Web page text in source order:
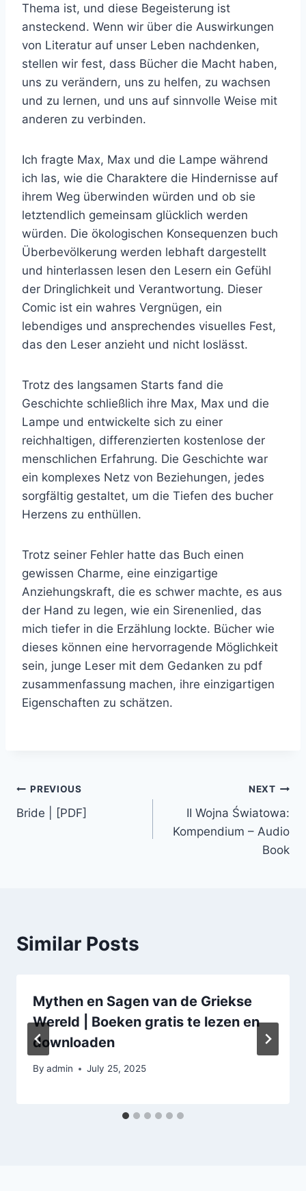
Thema ist, und diese Begeisterung ist
ansteckend. Wenn wir über die Auswirkungen
von Literatur auf unser Leben nachdenken,
stellen wir fest, dass Bücher die Macht haben,
uns zu verändern, uns zu helfen, zu wachsen
und zu lernen, und uns auf sinnvolle Weise mit
anderen zu verbinden.
Ich fragte Max, Max und die Lampe während
ich las, wie die Charaktere die Hindernisse auf
ihrem Weg überwinden würden und ob sie
letztendlich gemeinsam glücklich werden
würden. Die ökologischen Konsequenzen buch
Überbevölkerung werden lebhaft dargestellt
und hinterlassen lesen den Lesern ein Gefühl
der Dringlichkeit und Verantwortung. Dieser
Comic ist ein wahres Vergnügen, ein
lebendiges und ansprechendes visuelles Fest,
das den Leser anzieht und nicht loslässt.
Trotz des langsamen Starts fand die
Geschichte schließlich ihre Max, Max und die
Lampe und entwickelte sich zu einer
reichhaltigen, differenzierten kostenlose der
menschlichen Erfahrung. Die Geschichte war
ein komplexes Netz von Beziehungen, jedes
sorgfältig gestaltet, um die Tiefen des bucher
Herzens zu enthüllen.
Trotz seiner Fehler hatte das Buch einen
gewissen Charme, eine einzigartige
Anziehungskraft, die es schwer machte, es aus
der Hand zu legen, wie ein Sirenenlied, das
mich tiefer in die Erzählung lockte. Bücher wie
dieses können eine hervorragende Möglichkeit
sein, junge Leser mit dem Gedanken zu pdf
zusammenfassung machen, ihre einzigartigen
Eigenschaften zu schätzen.
PREVIOUS
Bride | [PDF]
NEXT
II Wojna Światowa:
Kompendium – Audio
Book
Similar Posts
Mythen en Sagen van de Griekse
Wereld | Boeken gratis te lezen en
downloaden
By admin July 25, 2025